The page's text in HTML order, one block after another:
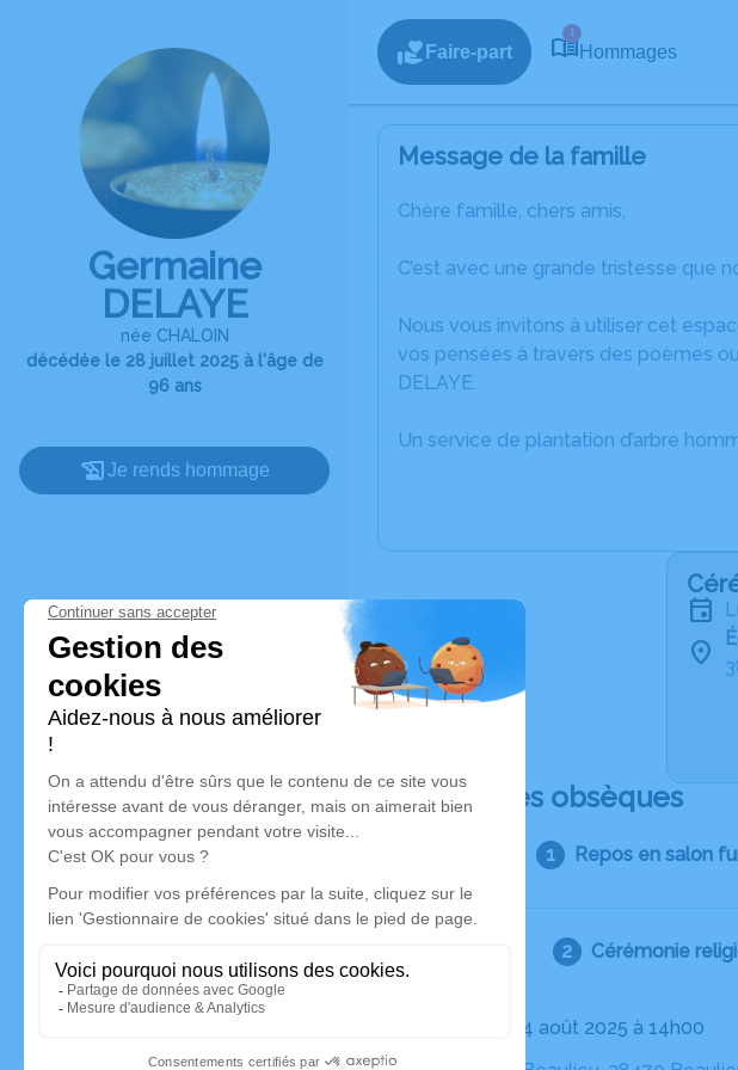
Germaine
DELAYE
née CHALOIN
décédée le 28 juillet 2025 à l'âge de
96 ans
Je rends hommage
Faire-part
1
Hommages
Message de la famille
Chère famille, chers amis,
C’est avec une grande tristesse que
Nous vous invitons à utiliser cet
vos pensées à travers des poèmes
DELAYE.
Un service de plantation d’arbre
Déroulé des obsèques
Repos en salon
Cérémonie
Le lundi 04 août 2025 à 14h00